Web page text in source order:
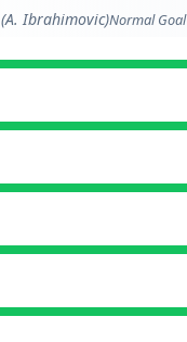
(A. Ibrahimovic)Normal Goal